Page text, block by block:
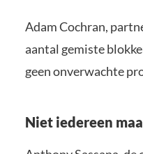
Adam Cochran,
aantal gemiste
geen onverwachte
Niet iedereen